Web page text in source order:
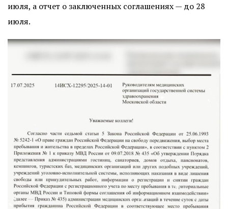
июля, а отчет о заключенных соглашениях — до 28
июля.